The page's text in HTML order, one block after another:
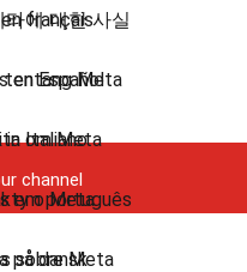
channel
에 대한 사실
Meta
om Meta
o Meta
sobre Meta
français
Español
Italiano
português
dansk